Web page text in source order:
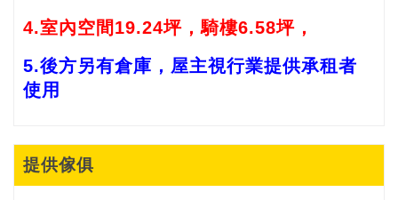
4.室內空間19.24坪，騎樓6.58坪，
5.後方另有倉庫，屋主視行業提供承租者
使用
提供傢俱